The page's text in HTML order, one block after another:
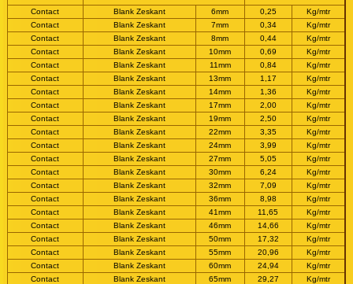
Contact Blank Zeskant 6mm 0,25
Kg/mtr
Contact
Blank Zeskant 7mm 0,34
Kg/mtr
Contact
Blank Zeskant 8mm 0,44
Kg/mtr
Contact
Blank Zeskant 10mm 0,69
Kg/mtr
Contact
Blank Zeskant 11mm 0,84
Kg/mtr
Contact
Blank Zeskant 13mm 1,17
Kg/mtr
Contact
Blank Zeskant 14mm 1,36
Kg/mtr
Contact
Blank Zeskant 17mm 2,00
Kg/mtr
Contact
Blank Zeskant 19mm 2,50
Kg/mtr
Contact
Blank Zeskant 22mm 3,35
Kg/mtr
Contact
Blank Zeskant 24mm 3,99
Kg/mtr
Contact
Blank Zeskant 27mm 5,05
Kg/mtr
Contact
Blank Zeskant 30mm 6,24
Kg/mtr
Contact
Blank Zeskant 32mm 7,09
Kg/mtr
Contact
Blank Zeskant 36mm 8,98
Kg/mtr
Contact
Blank Zeskant 41mm 11,65
Kg/mtr
Contact
Blank Zeskant 46mm 14,66
Kg/mtr
Contact
Blank Zeskant 50mm 17,32
Kg/mtr
Contact
Blank Zeskant 55mm 20,96
Kg/mtr
Contact
Blank Zeskant 60mm 24,94
Kg/mtr
Contact
Blank Zeskant 65mm 29,27
Kg/mtr